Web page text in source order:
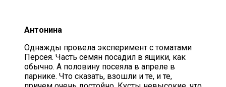
Антонина
Однажды провела эксперимент с томатами
Персея. Часть семян посадил в ящики, как
обычно. А половину посеяла в апреле в
парнике. Что сказать, взошли и те, и те,